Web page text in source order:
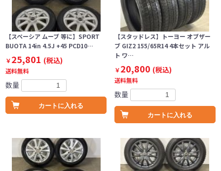
【スペーシア ムーブ 等に】SPORT
BUOTA 14in 4.5J +45 PCD10…
￥25,801 (税込)
送料無料
数量
カートに入れる
【スタッドレス】トーヨー オブザー
ブ GIZ2 155/65R14 4本セット アル
ト ワ…
￥20,800 (税込)
送料無料
数量
カートに入れる